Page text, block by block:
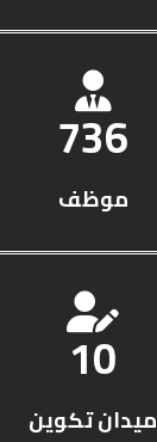
950
موظف
13
ميدان تكوين